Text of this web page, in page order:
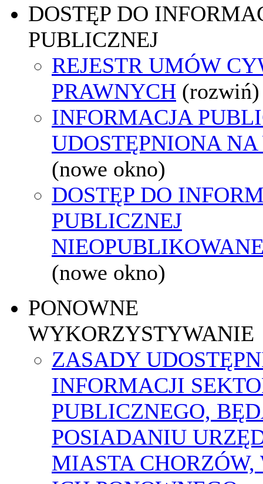
DOSTĘP DO
PUBLICZNEJ
REJESTR UMÓW
PRAWNYCH (rozwiń)
INFORMACJA
UDOSTĘPNIONA
(nowe okno)
DOSTĘP DO
PUBLICZNEJ
(nowe okno)
PONOWNE
WYKORZYSTYWANIE
ZASADY
INFORMACJI
PUBLICZNEGO,
POSIADANIU
MIASTA CHORZÓW,